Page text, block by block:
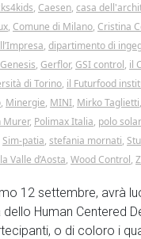
, Caesen, casa
, Comune di Milano, Cristina
, dipartimento di
Genesis, Gerflor, GSI control, il
di Torino, il Futurfood
, Minergie, MINI, Mirko Taglietti,
Murer, Polimax Italia, polo
Sim-patia, stefania mornati,
Valle d’Aosta, Wood Control,
12 settembre, avrà
dello Human Centered
o di coloro i